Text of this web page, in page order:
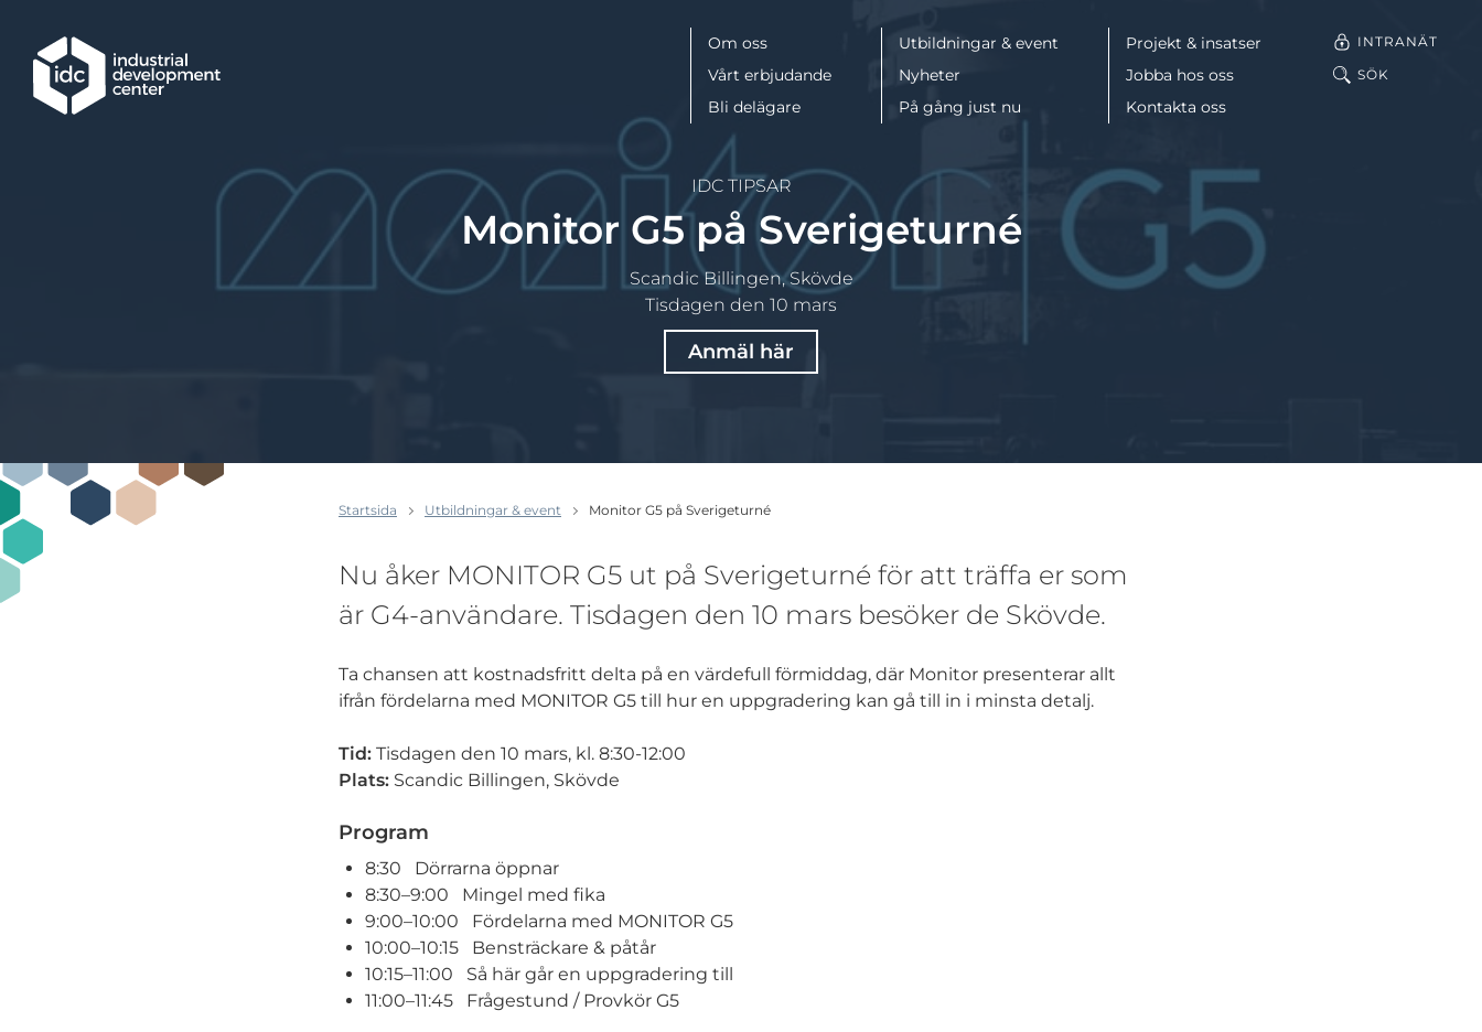
Meny
Om oss
Vårt erbjudande
Bli delägare
Utbildningar & event
Nyheter
På gång just nu
Projekt & insatser
Jobba hos oss
Kontakta oss
INTRANÄT
SÖK
IDC TIPSAR
Monitor G5 på Sverigeturné
Scandic Billingen, Skövde
Tisdagen den 10 mars
Anmäl här
Startsida Utbildningar & event Monitor G5 på Sverigeturné
Nu åker MONITOR G5 ut på Sverigeturné för att träffa er som
är G4-användare. Tisdagen den 10 mars besöker de Skövde.
Ta chansen att kostnadsfritt delta på en värdefull förmiddag, där Monitor presenterar allt
ifrån fördelarna med MONITOR G5 till hur en uppgradering kan gå till in i minsta detalj.
Tid: Tisdagen den 10 mars, kl. 8:30-12:00
Plats: Scandic Billingen, Skövde
Program
8:30 Dörrarna öppnar
8:30–9:00 Mingel med fika
9:00–10:00 Fördelarna med MONITOR G5
10:00–10:15 Bensträckare & påtår
10:15–11:00 Så här går en uppgradering till
11:00–11:45 Frågestund / Provkör G5